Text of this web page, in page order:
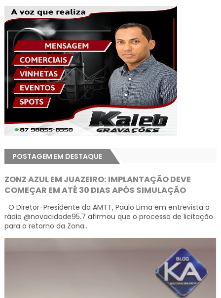
POSTAGEM EM DESTAQUE
ZONZ AZUL EM JUAZEIRO: IMPLANTAÇÃO DEVE
COMEÇAR EM ATÉ 30 DIAS APÓS SIMULAÇÃO
O Diretor-Presidente da AMTT, Paulo Lima em entrevista a
rádio @novacidade95.7 afirmou que o processo de licitação
para o retorno da Zona...